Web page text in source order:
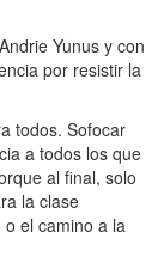
Yunus y con
por resistir la
todos. Sofocar
a todos los que
al final, solo
la clase
el camino a la